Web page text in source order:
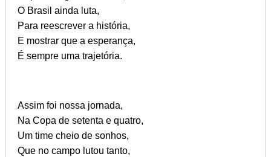
O Brasil ainda luta,
Para reescrever a história,
E mostrar que a esperança,
É sempre uma trajetória.
Assim foi nossa jornada,
Na Copa de setenta e quatro,
Um time cheio de sonhos,
Que no campo lutou tanto,